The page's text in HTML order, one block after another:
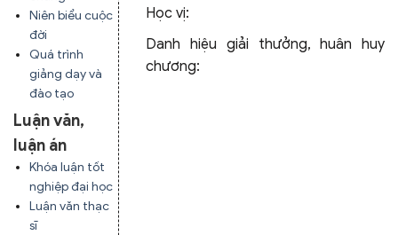
Niên biểu cuộc
đời
Quá trình
giảng dạy và
đào tạo
Luận văn,
luận án
Khóa luận tốt
nghiệp đại học
Luận văn thạc
sĩ
Học vị:
Danh hiệu giải thưởng, huân huy
chương: